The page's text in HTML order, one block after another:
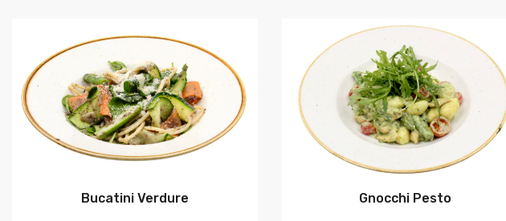
Dodaj do koszyka
Bucatini Verdure
Dodaj do koszyka
Gnocchi Pesto